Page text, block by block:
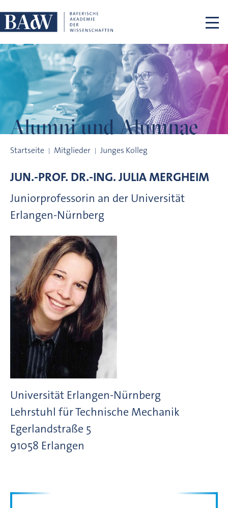
Alumni und Alumnae
Startseite Mitglieder Junges Kolleg
JUN.-PROF. DR.-ING.JULIAMERGHEIM
Juniorprofessorin an der Universität
Erlangen-Nürnberg
Universität Erlangen-Nürnberg
Lehrstuhl für Technische Mechanik
Egerlandstraße 5
91058 Erlangen